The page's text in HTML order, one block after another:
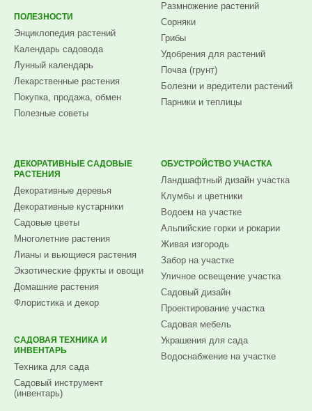
ПОЛЕЗНОСТИ
Энциклопедия растений
Календарь садовода
Лунный календарь
Лекарственные растения
Покупка, продажа, обмен
Полезные советы
Размножение растений
Сорняки
Грибы
Удобрения для растений
Почва (грунт)
Болезни и вредители растений
Парники и теплицы
ДЕКОРАТИВНЫЕ САДОВЫЕ
РАСТЕНИЯ
Декоративные деревья
Декоративные кустарники
Садовые цветы
Многолетние растения
Лианы и вьющиеся растения
Экзотические фрукты и овощи
Домашние растения
Флористика и декор
САДОВАЯ ТЕХНИКА И
ИНВЕНТАРЬ
Техника для сада
Садовый инструмент
(инвентарь)
ОБУСТРОЙСТВО УЧАСТКА
Ландшафтный дизайн участка
Клумбы и цветники
Водоем на участке
Альпийские горки и рокарии
Живая изгородь
Забор на участке
Уличное освещение участка
Садовый дизайн
Проектирование участка
Садовая мебель
Украшения для сада
Водоснабжение на участке